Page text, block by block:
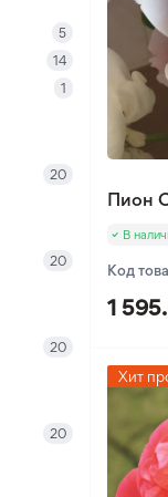
5
14
1
20
20
20
20
Пион
В
Код
1
Хит